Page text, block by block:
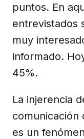
puntos. En
entrevistados
muy
informado.
45%.
La injerencia
comunicación
es un